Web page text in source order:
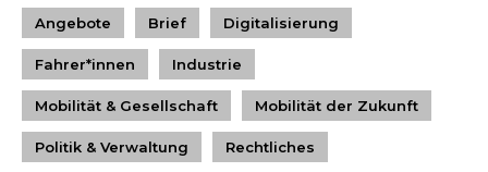
Angebote Brief Digitalisierung
Fahrer*innen Industrie
Mobilität & Gesellschaft Mobilität der Zukunft
Politik & Verwaltung Rechtliches